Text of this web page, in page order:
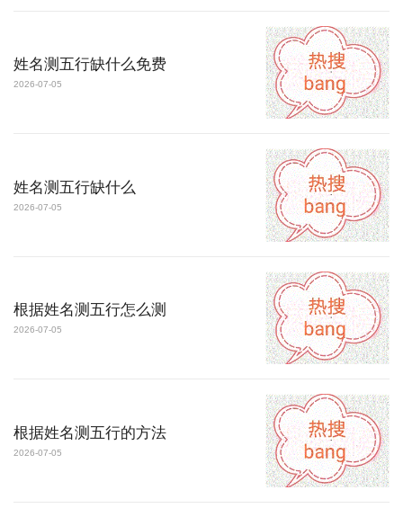
姓名测五行缺什么免费
2026-07-05
姓名测五行缺什么
2026-07-05
根据姓名测五行怎么测
2026-07-05
根据姓名测五行的方法
2026-07-05